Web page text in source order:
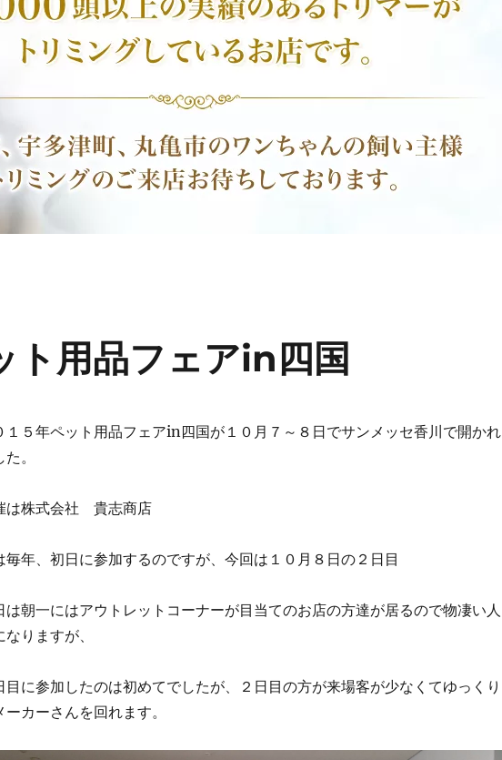
ト用品フェアin四国
１５年ペット用品フェアin四国が１０月７～８日でサンメッセ香川で開かれ
た。
は株式会社 貴志商店
毎年、初日に参加するのですが、今回は１０月８日の２日目
は朝一にはアウトレットコーナーが目当てのお店の方達が居るので物凄い人
なりますが、
目に参加したのは初めてでしたが、２日目の方が来場客が少なくてゆっくり
ーカーさんを回れます。